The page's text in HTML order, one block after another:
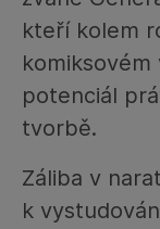
kteří kolem
potenciál
tvorbě.
Záliba v
k